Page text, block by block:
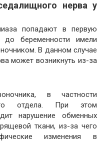
нерва у
попадают в первую
беременности имели
В данном случае
может возникнуть из-за
в частности
отдела. При этом
нарушение обменных
ткани, из-за чего
изменения в